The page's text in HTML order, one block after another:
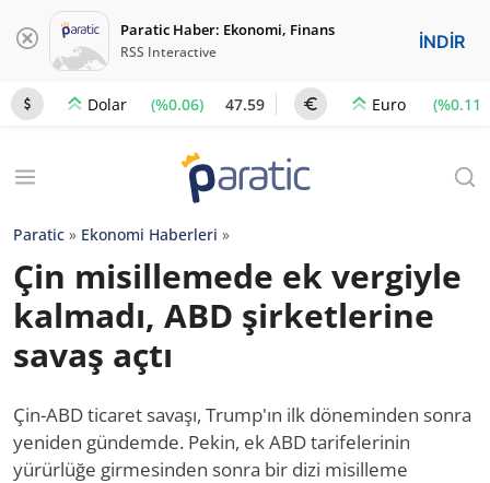
Paratic Haber: Ekonomi, Finans
RSS Interactive İNDİR
Dolar (%0.06) 47.59 Euro (%0.11)
Paratic » Ekonomi Haberleri »
Çin misillemede ek vergiyle
kalmadı, ABD şirketlerine
savaş açtı
Çin-ABD ticaret savaşı, Trump'ın ilk döneminden sonra
yeniden gündemde. Pekin, ek ABD tarifelerinin
yürürlüğe girmesinden sonra bir dizi misilleme